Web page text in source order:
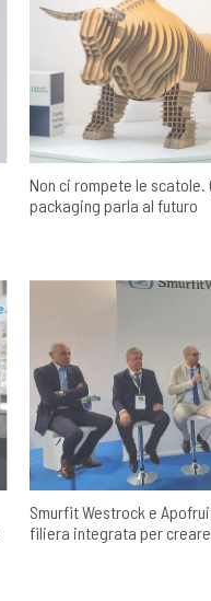
Non ci rompete le scatole.
packaging parla al futuro
Smurfit Westrock e
filiera integrata per